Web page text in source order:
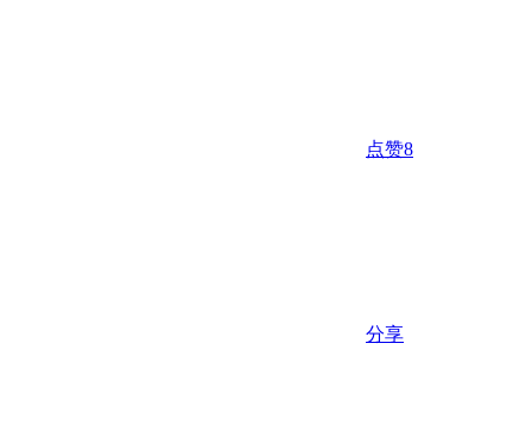
点赞8
分享